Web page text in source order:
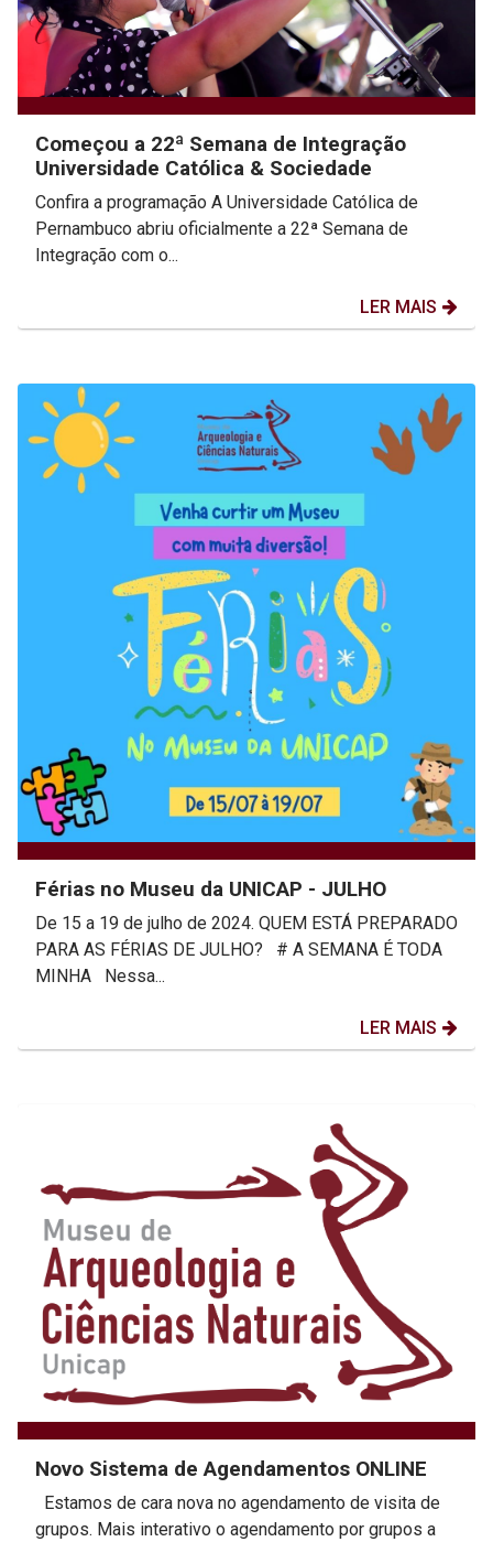
Começou a 22ª Semana de Integração
Universidade Católica & Sociedade
Confira a programação A Universidade Católica de
Pernambuco abriu oficialmente a 22ª Semana de
Integração com o...
LER MAIS
Férias no Museu da UNICAP - JULHO
De 15 a 19 de julho de 2024. QUEM ESTÁ PREPARADO
PARA AS FÉRIAS DE JULHO? # A SEMANA É TODA
MINHA Nessa...
LER MAIS
Novo Sistema de Agendamentos ONLINE
grupos. Mais interativo o agendamento por grupos a